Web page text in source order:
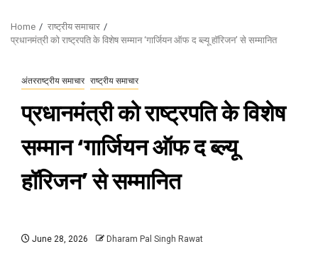
Home
राष्ट्रीय समाचार
प्रधानमंत्री को राष्‍ट्रपति के विशेष सम्‍मान ‘गार्जियन ऑफ द ब्‍ल्‍यू हॉरिजन’ से सम्मानित
अंतरराष्ट्रीय समाचार राष्ट्रीय समाचार
प्रधानमंत्री को राष्‍ट्रपति के विशेष
सम्‍मान ‘गार्जियन ऑफ द ब्‍ल्‍यू
हॉरिजन’ से सम्मानित
June 28, 2026 Dharam Pal Singh Rawat